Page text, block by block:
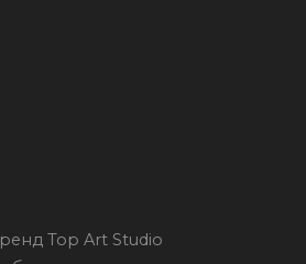
Top Art Studio